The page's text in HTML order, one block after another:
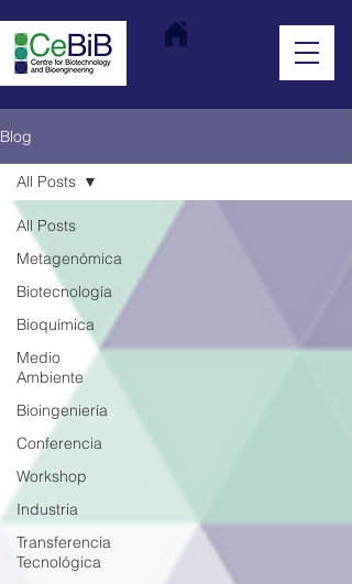
Blog
All Posts
Metagenómica
Biotecnología
Bioquímica
Medio
Ambiente
Bioingeniería
Conferencia
Workshop
Industria
Transferencia
Tecnológica
All Posts